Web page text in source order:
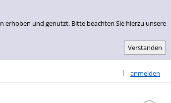
erhoben und genutzt. Bitte beachten Sie hierzu unsere
| anmelden
Sprache